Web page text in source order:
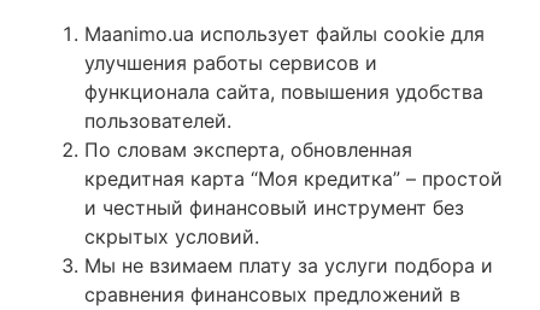
Maanimo.ua использует файлы cookie для
улучшения работы сервисов и
функционала сайта, повышения удобства
пользователей.
По словам эксперта, обновленная
кредитная карта “Моя кредитка” – простой
и честный финансовый инструмент без
скрытых условий.
Мы не взимаем плату за услуги подбора и
сравнения финансовых предложений в